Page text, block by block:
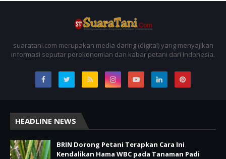
suaratani.com merupakan media daring (digital) yang menyajikan
informasi seputar perekonomian dan kabar petani dari Indonesia.
HEADLINE NEWS
BRIN Dorong Petani Terapkan Cara Ini
Kendalikan Hama WBC pada Tanaman Padi